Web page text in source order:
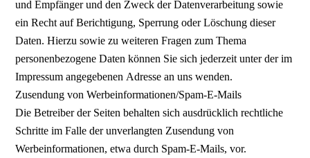
und Empfänger und den Zweck der Datenverarbeitung sowie
ein Recht auf Berichtigung, Sperrung oder Löschung dieser
Daten. Hierzu sowie zu weiteren Fragen zum Thema
personenbezogene Daten können Sie sich jederzeit unter der im
Impressum angegebenen Adresse an uns wenden.
Zusendung von Werbeinformationen/Spam-E-Mails
Die Betreiber der Seiten behalten sich ausdrücklich rechtliche
Schritte im Falle der unverlangten Zusendung von
Werbeinformationen, etwa durch Spam-E-Mails, vor.